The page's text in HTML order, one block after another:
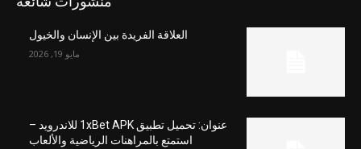
العلاقة الفريدة بين الإنسان والخيول
مايو 19, 2026
عنوان: تحميل تطبيق 1xBet APK للاندرويد –
استمتع بالمراهنات الرياضية والألعاب